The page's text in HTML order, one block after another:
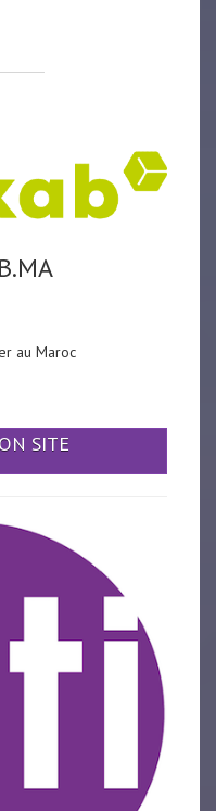
au Maroc
SITE